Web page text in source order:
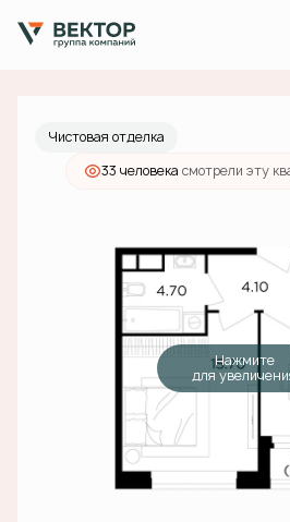
1-комнатная
Ипотекаот 58 223 руб./мес.
Чистовая отделка
33 человекa смотрели эту
Нажмите
для